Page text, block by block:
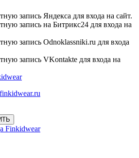
запись Яндекса для входа на сайт.
запись на Битрикс24 для входа на
запись Odnoklassniki.ru для входа
запись VKontakte для входа на